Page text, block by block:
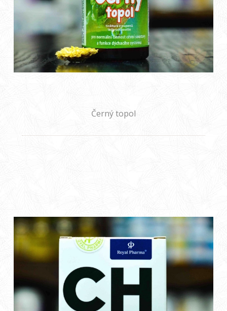
Černý topol